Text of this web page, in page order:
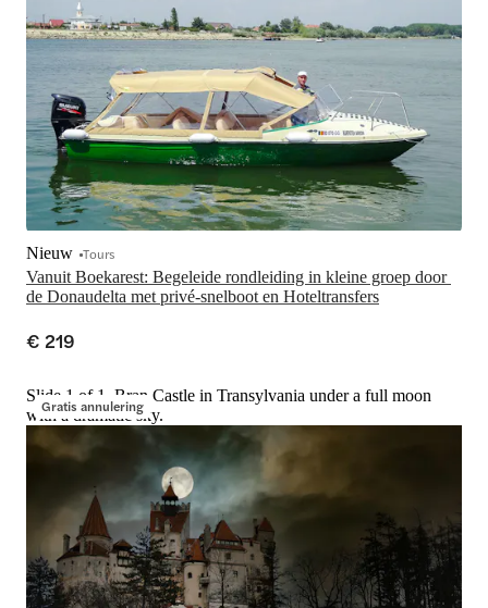
Vanuit Boekarest: Begeleide rondleiding in kleine groep door
de Donaudelta met privé-snelboot en Hoteltransfers
Nieuw Tours
€ 219
Gratis annulering
Slide 1 of 1, Bran Castle in Transylvania under a full moon
with a dramatic sky.